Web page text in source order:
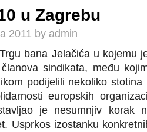
u Zagrebu
2011 by admin
bana Jelačića u kojemu
sindikata, među
podijelili nekoliko
europskih
je nesumnjiv korak
Usprkos izostanku